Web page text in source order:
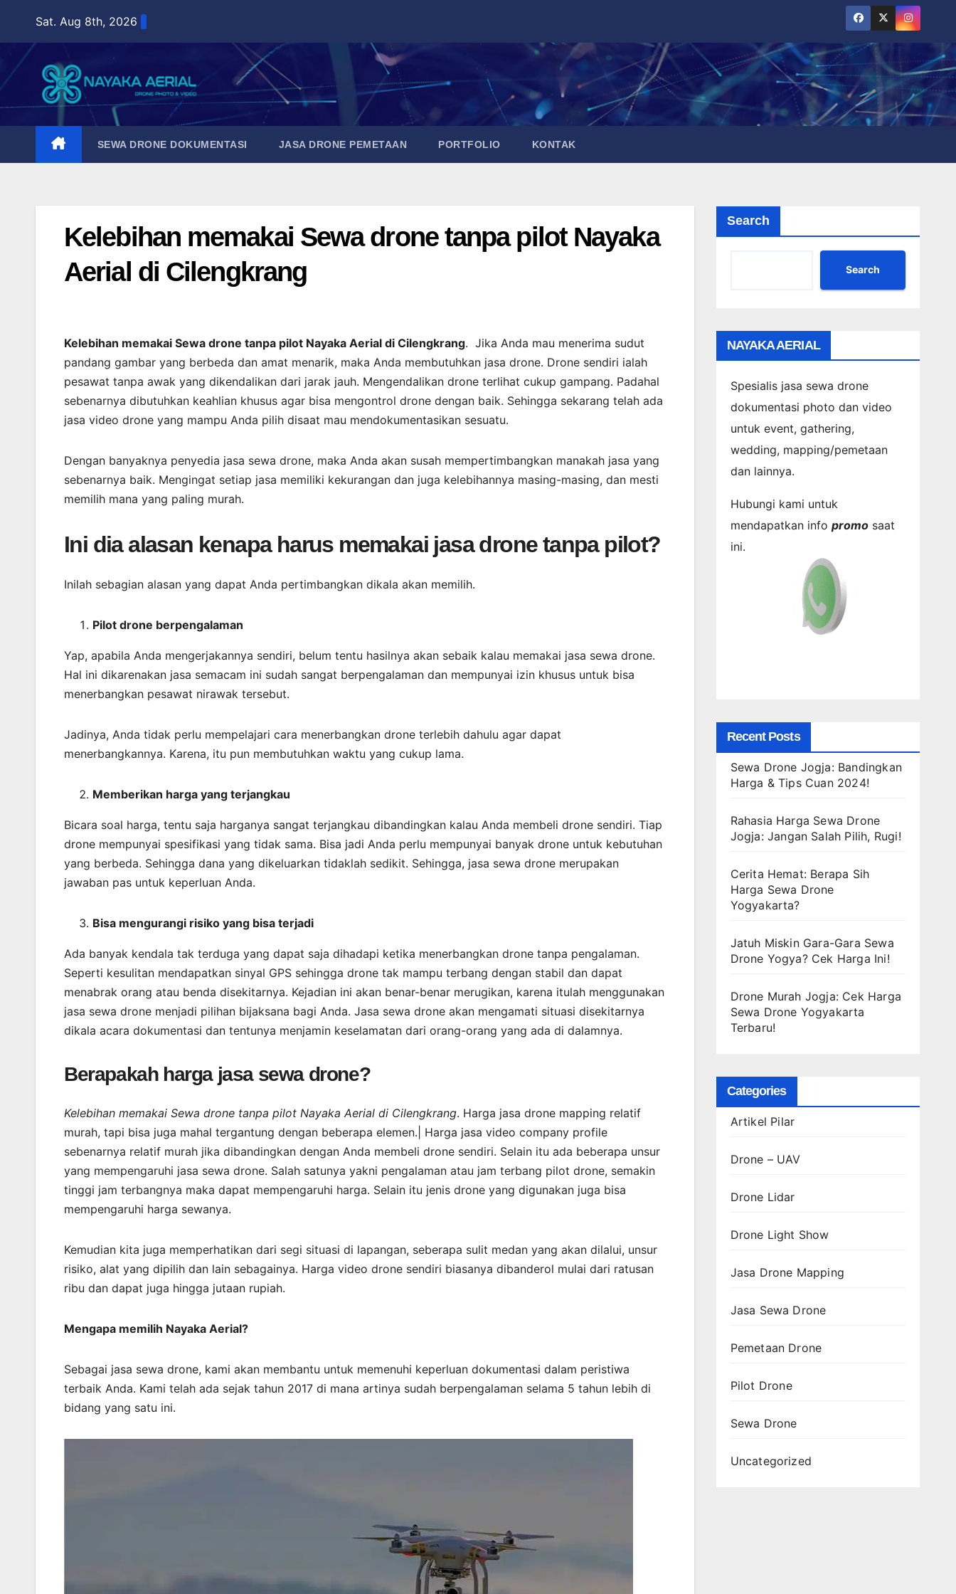
content
Sat. Aug 8th, 2026
SEWA DRONE DOKUMENTASI JASA DRONE PEMETAAN PORTFOLIO KONTAK
Kelebihan memakai Sewa drone tanpa pilot Nayaka
Aerial di Cilengkrang
Kelebihan memakai Sewa drone tanpa pilot Nayaka Aerial di Cilengkrang. Jika Anda mau menerima sudut
pandang gambar yang berbeda dan amat menarik, maka Anda membutuhkan jasa drone. Drone sendiri ialah
pesawat tanpa awak yang dikendalikan dari jarak jauh. Mengendalikan drone terlihat cukup gampang. Padahal
sebenarnya dibutuhkan keahlian khusus agar bisa mengontrol drone dengan baik. Sehingga sekarang telah ada
jasa video drone yang mampu Anda pilih disaat mau mendokumentasikan sesuatu.
Dengan banyaknya penyedia jasa sewa drone, maka Anda akan susah mempertimbangkan manakah jasa yang
sebenarnya baik. Mengingat setiap jasa memiliki kekurangan dan juga kelebihannya masing-masing, dan mesti
memilih mana yang paling murah.
Ini dia alasan kenapa harus memakai jasa drone tanpa pilot?
Inilah sebagian alasan yang dapat Anda pertimbangkan dikala akan memilih.
Pilot drone berpengalaman
Yap, apabila Anda mengerjakannya sendiri, belum tentu hasilnya akan sebaik kalau memakai jasa sewa drone.
Hal ini dikarenakan jasa semacam ini sudah sangat berpengalaman dan mempunyai izin khusus untuk bisa
menerbangkan pesawat nirawak tersebut.
Jadinya, Anda tidak perlu mempelajari cara menerbangkan drone terlebih dahulu agar dapat
menerbangkannya. Karena, itu pun membutuhkan waktu yang cukup lama.
Memberikan harga yang terjangkau
Bicara soal harga, tentu saja harganya sangat terjangkau dibandingkan kalau Anda membeli drone sendiri. Tiap
drone mempunyai spesifikasi yang tidak sama. Bisa jadi Anda perlu mempunyai banyak drone untuk kebutuhan
yang berbeda. Sehingga dana yang dikeluarkan tidaklah sedikit. Sehingga, jasa sewa drone merupakan
jawaban pas untuk keperluan Anda.
Bisa mengurangi risiko yang bisa terjadi
Ada banyak kendala tak terduga yang dapat saja dihadapi ketika menerbangkan drone tanpa pengalaman.
Seperti kesulitan mendapatkan sinyal GPS sehingga drone tak mampu terbang dengan stabil dan dapat
menabrak orang atau benda disekitarnya. Kejadian ini akan benar-benar merugikan, karena itulah menggunakan
jasa sewa drone menjadi pilihan bijaksana bagi Anda. Jasa sewa drone akan mengamati situasi disekitarnya
dikala acara dokumentasi dan tentunya menjamin keselamatan dari orang-orang yang ada di dalamnya.
Berapakah harga jasa sewa drone?
Kelebihan memakai Sewa drone tanpa pilot Nayaka Aerial di Cilengkrang. Harga jasa drone mapping relatif
murah, tapi bisa juga mahal tergantung dengan beberapa elemen.| Harga jasa video company profile
sebenarnya relatif murah jika dibandingkan dengan Anda membeli drone sendiri. Selain itu ada beberapa unsur
yang mempengaruhi jasa sewa drone. Salah satunya yakni pengalaman atau jam terbang pilot drone, semakin
tinggi jam terbangnya maka dapat mempengaruhi harga. Selain itu jenis drone yang digunakan juga bisa
mempengaruhi harga sewanya.
Kemudian kita juga memperhatikan dari segi situasi di lapangan, seberapa sulit medan yang akan dilalui, unsur
risiko, alat yang dipilih dan lain sebagainya. Harga video drone sendiri biasanya dibanderol mulai dari ratusan
ribu dan dapat juga hingga jutaan rupiah.
Mengapa memilih Nayaka Aerial?
Sebagai jasa sewa drone, kami akan membantu untuk memenuhi keperluan dokumentasi dalam peristiwa
terbaik Anda. Kami telah ada sejak tahun 2017 di mana artinya sudah berpengalaman selama 5 tahun lebih di
bidang yang satu ini.
Search
Search
NAYAKA AERIAL
Spesialis jasa sewa drone
dokumentasi photo dan video
untuk event, gathering,
wedding, mapping/pemetaan
dan lainnya.
Hubungi kami untuk
mendapatkan info promosaat
ini.
Recent Posts
Sewa Drone Jogja: Bandingkan
Harga & Tips Cuan 2024!
Rahasia Harga Sewa Drone
Jogja: Jangan Salah Pilih, Rugi!
Cerita Hemat: Berapa Sih
Harga Sewa Drone
Yogyakarta?
Jatuh Miskin Gara-Gara Sewa
Drone Yogya? Cek Harga Ini!
Drone Murah Jogja: Cek Harga
Sewa Drone Yogyakarta
Terbaru!
Categories
Artikel Pilar
Drone – UAV
Drone Lidar
Drone Light Show
Jasa Drone Mapping
Jasa Sewa Drone
Pemetaan Drone
Pilot Drone
Sewa Drone
Uncategorized